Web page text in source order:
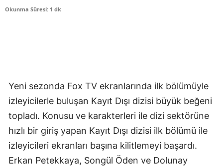
Okunma Süresi: 1 dk
Yeni sezonda Fox TV ekranlarında ilk bölümüyle
izleyicilerle buluşan Kayıt Dışı dizisi büyük beğeni
topladı. Konusu ve karakterleri ile dizi sektörüne
hızlı bir giriş yapan Kayıt Dışı dizisi ilk bölümü ile
izleyicileri ekranları başına kilitlemeyi başardı.
Erkan Petekkaya, Songül Öden ve Dolunay